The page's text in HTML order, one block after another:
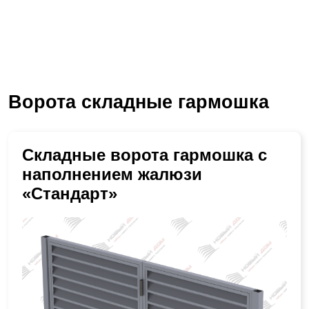
Ворота складные гармошка
Складные ворота гармошка с
наполнением жалюзи
«Стандарт»